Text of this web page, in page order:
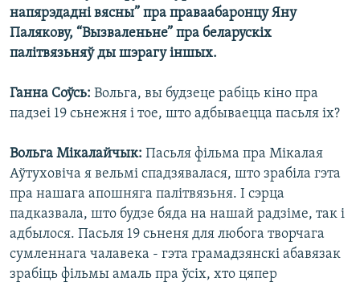
напярэдадні вясны” пра праваабаронцу Яну
Палякову, “Вызваленьне” пра беларускіх
палітвязьняў ды шэрагу іншых.
Ганна Соўсь: Вольга, вы будзеце рабіць кіно пра
падзеі 19 сьнежня і тое, што адбываецца пасьля іх?
Вольга Мікалайчык: Пасьля фільма пра Мікалая
Аўтуховіча я вельмі спадзявалася, што зрабіла гэта
пра нашага апошняга палітвязьня. І сэрца
падказвала, што будзе бяда на нашай радзіме, так і
адбылося. Пасьля 19 сьненя для любога творчага
сумленнага чалавека - гэта грамадзянскі абавязак
зрабіць фільмы амаль пра ўсіх, хто цяпер